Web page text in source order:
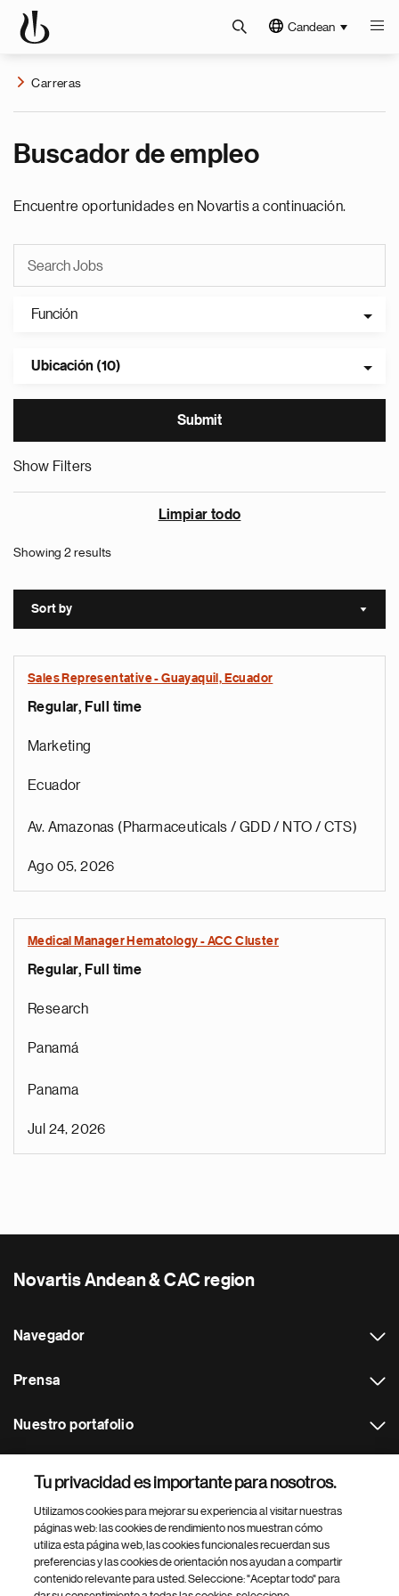
Candean
Carreras
Buscador de empleo
Encuentre oportunidades en Novartis a continuación.
Función
Ubicación (10)
Show Filters
Limpiar todo
Showing 2 results
Sort by Sort
Sales Representative - Guayaquil, Ecuador
Regular, Full time
Marketing
Ecuador
Av. Amazonas (Pharmaceuticals / GDD / NTO / CTS)
Ago 05, 2026
Medical Manager Hematology - ACC Cluster
Regular, Full time
Research
Panamá
Panama
Jul 24, 2026
Novartis Andean & CAC region
Navegador
Prensa
Nuestro portafolio
Footer Site Search
Tu privacidad es importante para nosotros.
Utilizamos cookies para mejorar su experiencia al visitar nuestras
páginas web: las cookies de rendimiento nos muestran cómo
utiliza esta página web, las cookies funcionales recuerdan sus
preferencias y las cookies de orientación nos ayudan a compartir
contenido relevante para usted. Seleccione: "Aceptar todo" para